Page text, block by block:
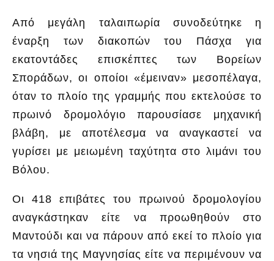
Από μεγάλη ταλαιπωρία συνοδεύτηκε η
έναρξη των διακοπών του Πάσχα για
εκατοντάδες επισκέπτες των Βορείων
Σποράδων, οι οποίοι «έμειναν» μεσοπέλαγα,
όταν το πλοίο της γραμμής που εκτελούσε το
πρωινό δρομολόγιο παρουσίασε μηχανική
βλάβη, με αποτέλεσμα να αναγκαστεί να
γυρίσει με μειωμένη ταχύτητα στο λιμάνι του
Βόλου.
Οι 418 επιβάτες του πρωινού δρομολογίου
αναγκάστηκαν είτε να προωθηθούν στο
Μαντούδι και να πάρουν από εκεί το πλοίο για
τα νησιά της Μαγνησίας είτε να περιμένουν να